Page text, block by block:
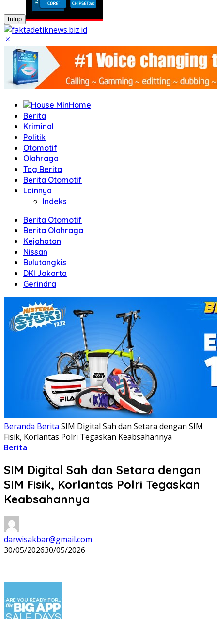
tutup
Home
Berita
Kriminal
Politik
Otomotif
Olahraga
Tag Berita
Berita Otomotif
Lainnya
Indeks
Berita Otomotif
Berita Olahraga
Kejahatan
Nissan
Bulutangkis
DKI Jakarta
Gerindra
Beranda Berita SIM Digital Sah dan Setara dengan SIM
Fisik, Korlantas Polri Tegaskan Keabsahannya
Berita
SIM Digital Sah dan Setara dengan
SIM Fisik, Korlantas Polri Tegaskan
Keabsahannya
darwisakbar@gmail.com
30/05/202630/05/2026